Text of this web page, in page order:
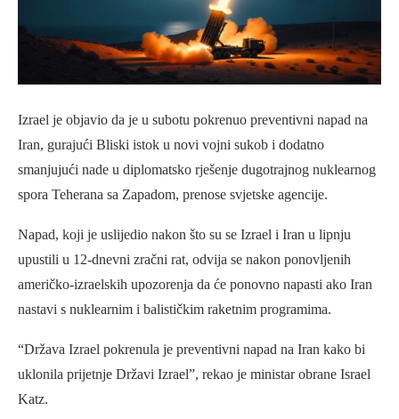
Izrael je objavio da je u subotu pokrenuo preventivni napad na
Iran, gurajući Bliski istok u novi vojni sukob i dodatno
smanjujući nade u diplomatsko rješenje dugotrajnog nuklearnog
spora Teherana sa Zapadom, prenose svjetske agencije.
Napad, koji je uslijedio nakon što su se Izrael i Iran u lipnju
upustili u 12-dnevni zračni rat, odvija se nakon ponovljenih
američko-izraelskih upozorenja da će ponovno napasti ako Iran
nastavi s nuklearnim i balističkim raketnim programima.
“Država Izrael pokrenula je preventivni napad na Iran kako bi
uklonila prijetnje Državi Izrael”, rekao je ministar obrane Israel
Katz.